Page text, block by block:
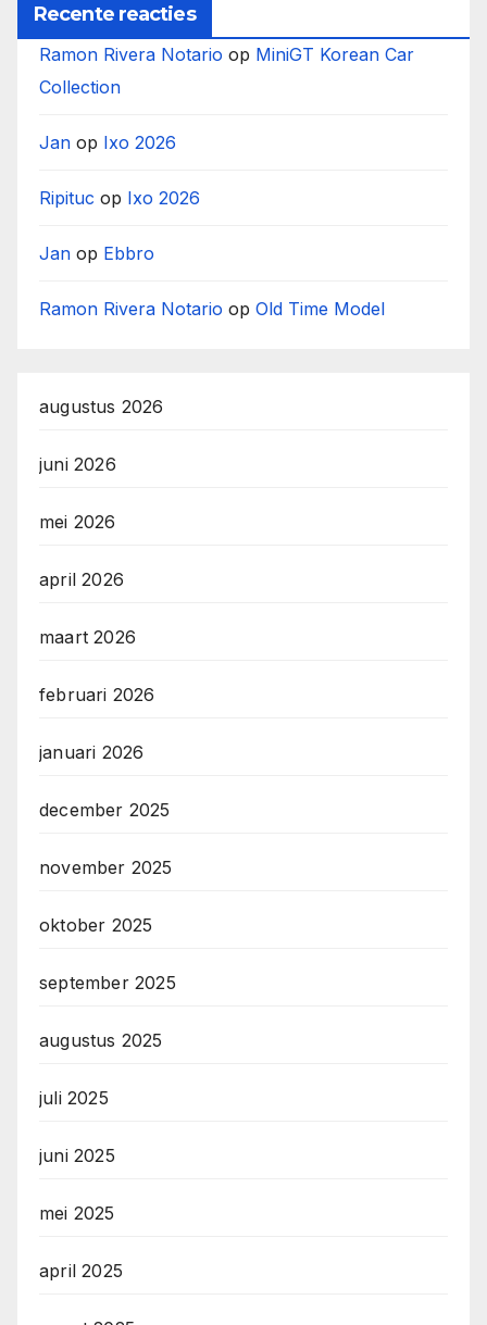
Recente reacties
Ramon Rivera Notario op MiniGT Korean Car
Collection
Jan op Ixo 2026
Ripituc op Ixo 2026
Jan op Ebbro
Ramon Rivera Notario op Old Time Model
augustus 2026
juni 2026
mei 2026
april 2026
maart 2026
februari 2026
januari 2026
december 2025
november 2025
oktober 2025
september 2025
augustus 2025
juli 2025
juni 2025
mei 2025
april 2025